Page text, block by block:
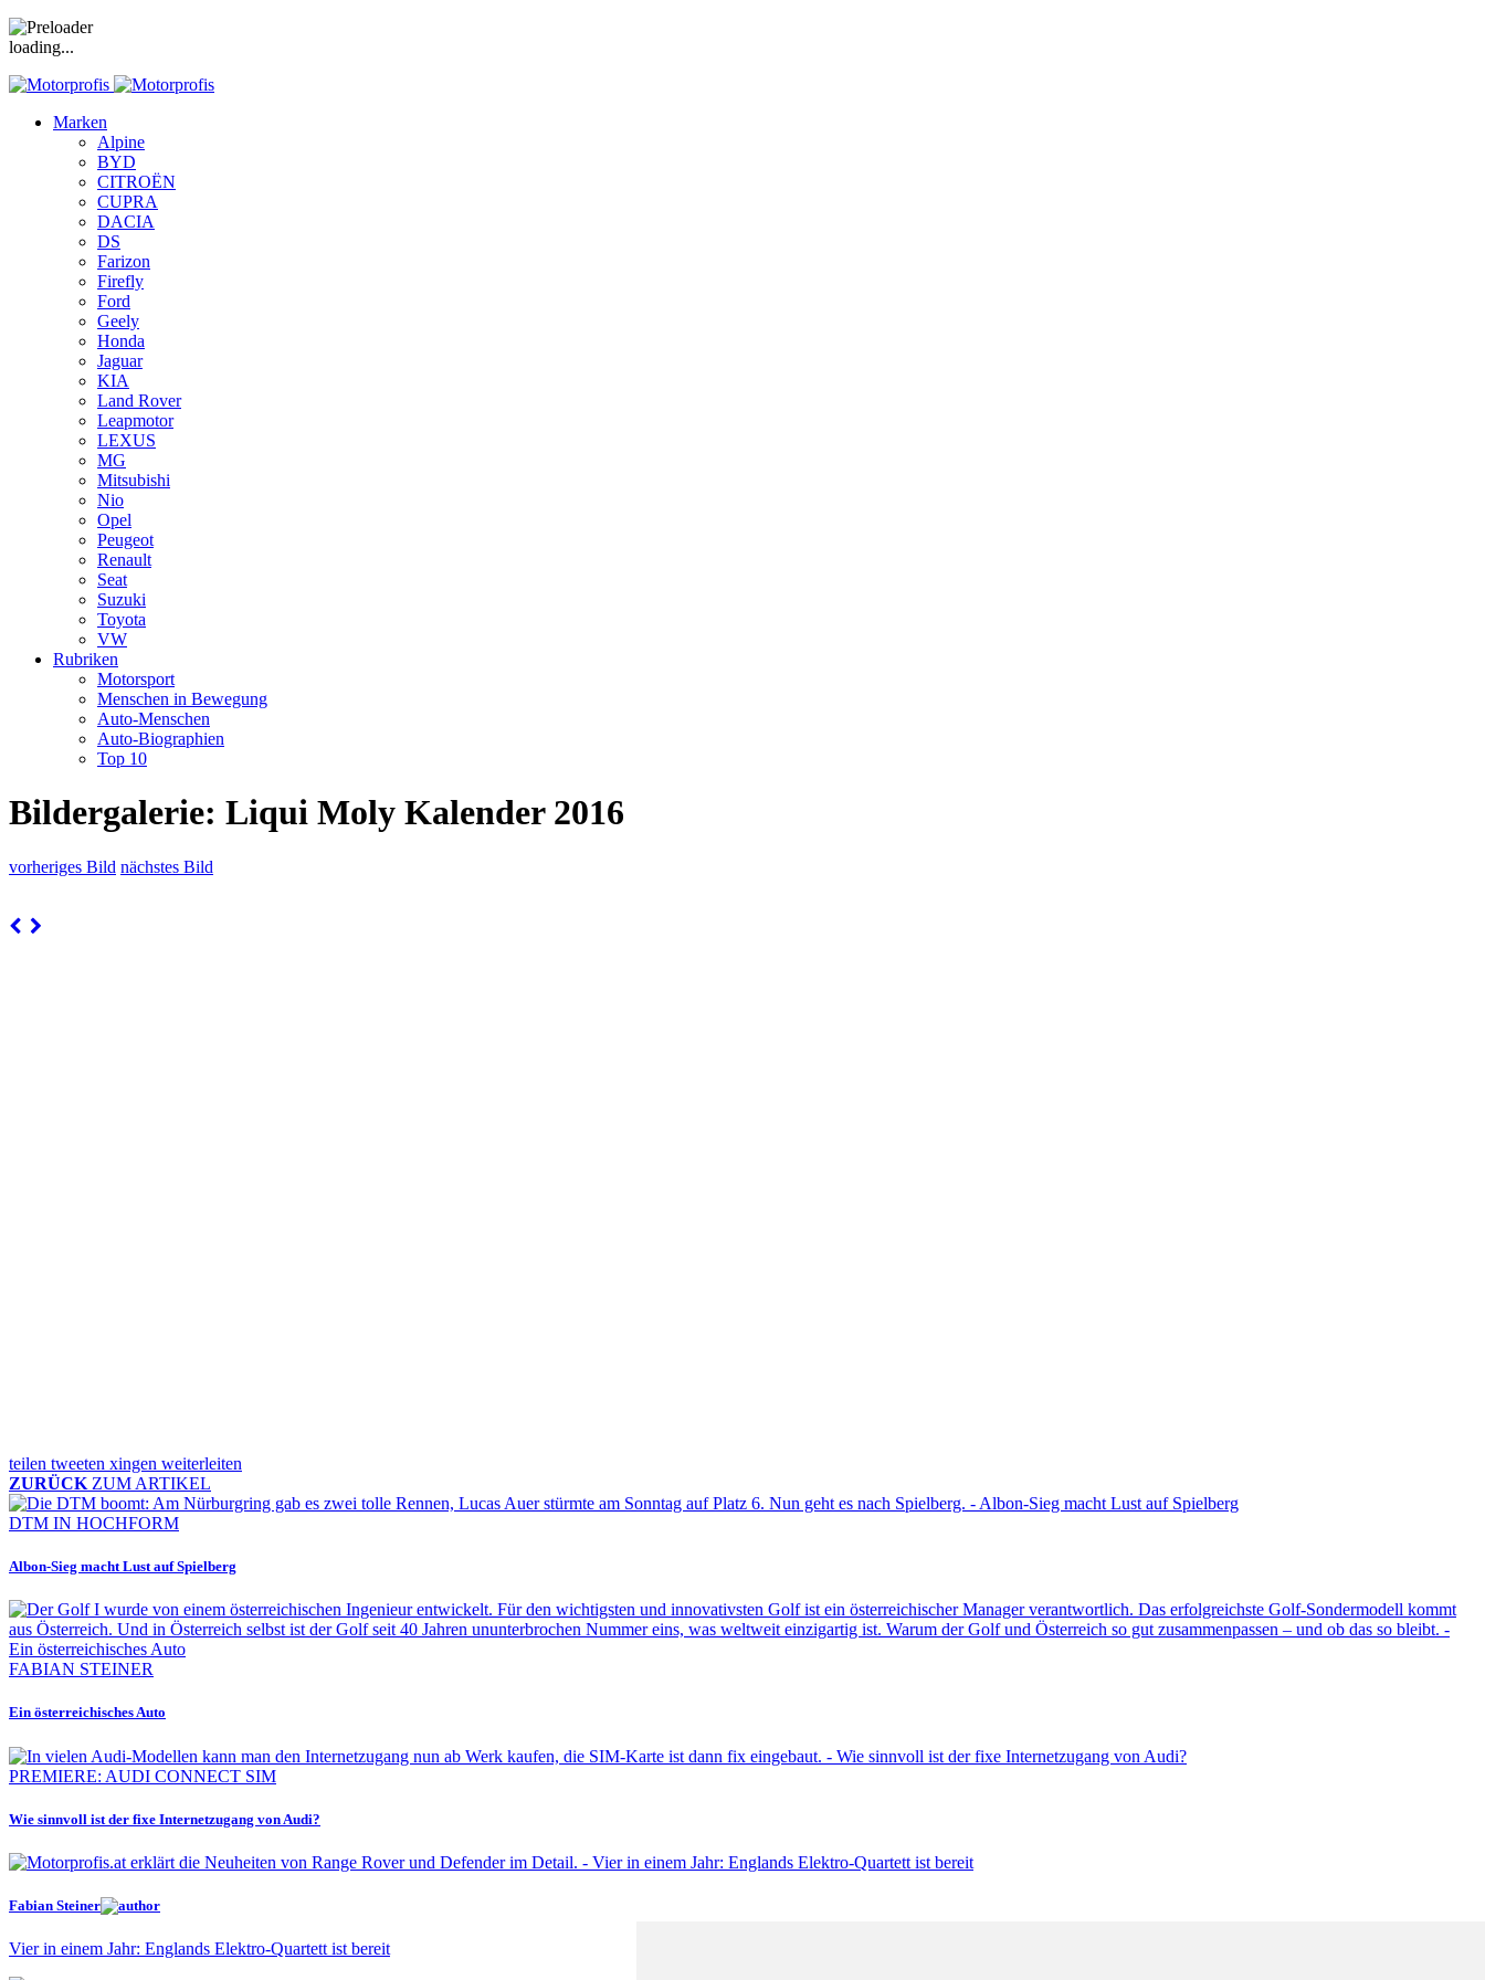
loading...
Marken
Alpine
BYD
CITROËN
CUPRA
DACIA
DS
Farizon
Firefly
Ford
Geely
Honda
Jaguar
KIA
Land Rover
Leapmotor
LEXUS
MG
Mitsubishi
Nio
Opel
Peugeot
Renault
Seat
Suzuki
Toyota
VW
Rubriken
Motorsport
Menschen in Bewegung
Auto-Menschen
Auto-Biographien
Top 10
Bildergalerie: Liqui Moly Kalender 2016
vorheriges Bild nächstes Bild
teilen tweeten xingen weiterleiten
ZURÜCK ZUM ARTIKEL
DTM IN HOCHFORM
Albon-Sieg macht Lust auf Spielberg
FABIAN STEINER
Ein österreichisches Auto
PREMIERE: AUDI CONNECT SIM
Wie sinnvoll ist der fixe Internetzugang von Audi?
Fabian Steiner
Vier in einem Jahr: Englands Elektro-Quartett ist bereit